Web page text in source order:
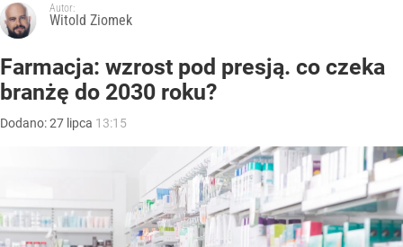
Autor:
Witold Ziomek
Farmacja: wzrost pod presją. co czeka
branżę do 2030 roku?
Dodano:27 lipca 13:15